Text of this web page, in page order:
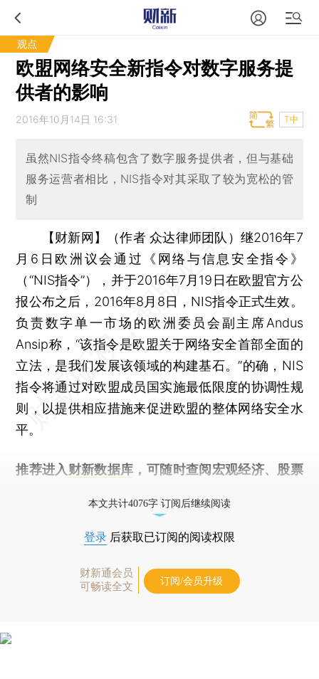
观点
欧盟网络安全新指令对数字服务提
供者的影响
2016年10月14日 16:31 T中
虽然NIS指令终稿包含了数字服务提供者，但与基础
服务运营者相比，NIS指令对其采取了较为宽松的管
制
【财新网】（作者 众达律师团队） 继2016年7
月6日欧洲议会通过《网络与信息安全指令》
（“NIS指令”），并于2016年7月19日在欧盟官方公
报公布之后，2016年8月8日，NIS指令正式生效。
负责数字单一市场的欧洲委员会副主席Andus
Ansip称，“该指令是欧盟关于网络安全首部全面的
立法，是我们发展该领域的构建基石。”的确，NIS
指令将通过对欧盟成员国实施最低限度的协调性规
则，以提供相应措施来促进欧盟的整体网络安全水
平。
推荐进入 财新数据库 ，可随时查阅宏观经济、股票
本文共计4076字 订阅后继续阅读
登录 后获取已订阅的阅读权限
财新通会员
可畅读全文
订阅/会员升级